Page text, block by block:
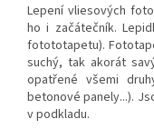
Lepení vliesových
ho i začátečník.
fotototapetu).
suchý, tak akorát
opatřené všemi
betonové panely...).
v podkladu.